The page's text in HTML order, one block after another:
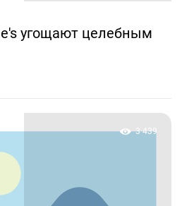
угощают целебным
3 439